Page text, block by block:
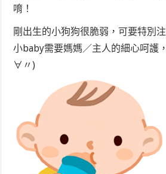
唷！
剛出生的小狗狗很脆弱，可要特別
小baby需要媽媽／主人的細心呵護
∀〃)